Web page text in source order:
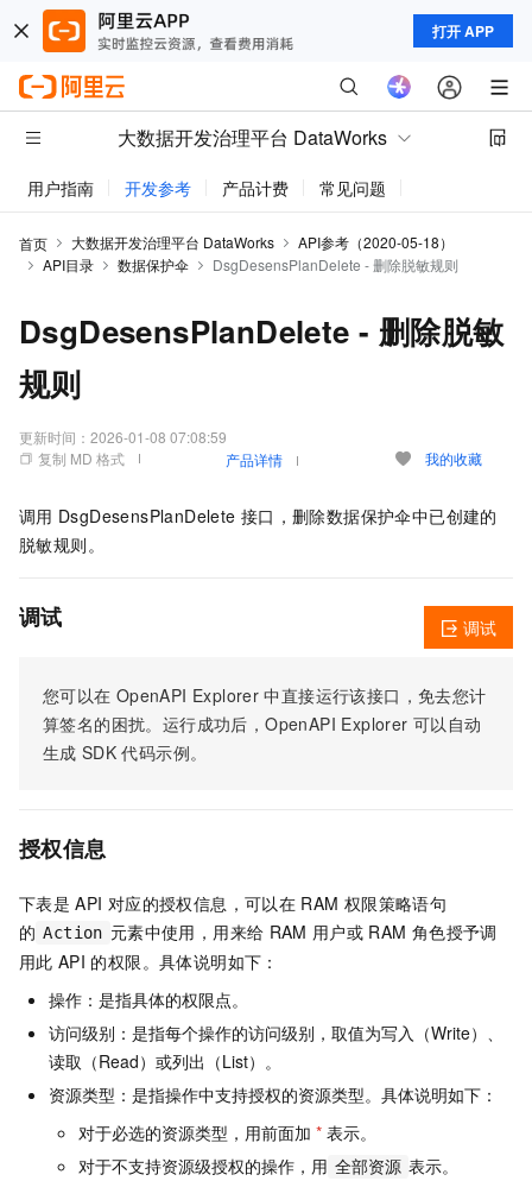
打开 APP
大数据开发治理平台 DataWorks
用户指南 开发参考 产品计费 常见问题
首页 大数据开发治理平台 DataWorks
API参考（2020-05-18）
API目录
数据保护伞 DsgDesensPlanDelete - 删除脱敏规则
DsgDesensPlanDelete - 删除脱敏
规则
更新时间： 2026-01-08 07:08:59
复制 MD 格式
产品详情 我的收藏
调用 DsgDesensPlanDelete 接口，删除数据保护伞中已创建的
脱敏规则。
调试
您可以在 OpenAPI Explorer 中直接运行该接口，免去您计
算签名的困扰。运行成功后，OpenAPI Explorer 可以自动
生成 SDK 代码示例。
调试
授权信息
下表是 API 对应的授权信息，可以在 RAM 权限策略语句
的 Action 元素中使用，用来给 RAM 用户或 RAM 角色授予调
用此 API 的权限。具体说明如下：
操作：是指具体的权限点。
访问级别：是指每个操作的访问级别，取值为写入（Write）、
读取（Read）或列出（List）。
资源类型：是指操作中支持授权的资源类型。具体说明如下：
对于必选的资源类型，用前面加 * 表示。
对于不支持资源级授权的操作，用 全部资源 表示。